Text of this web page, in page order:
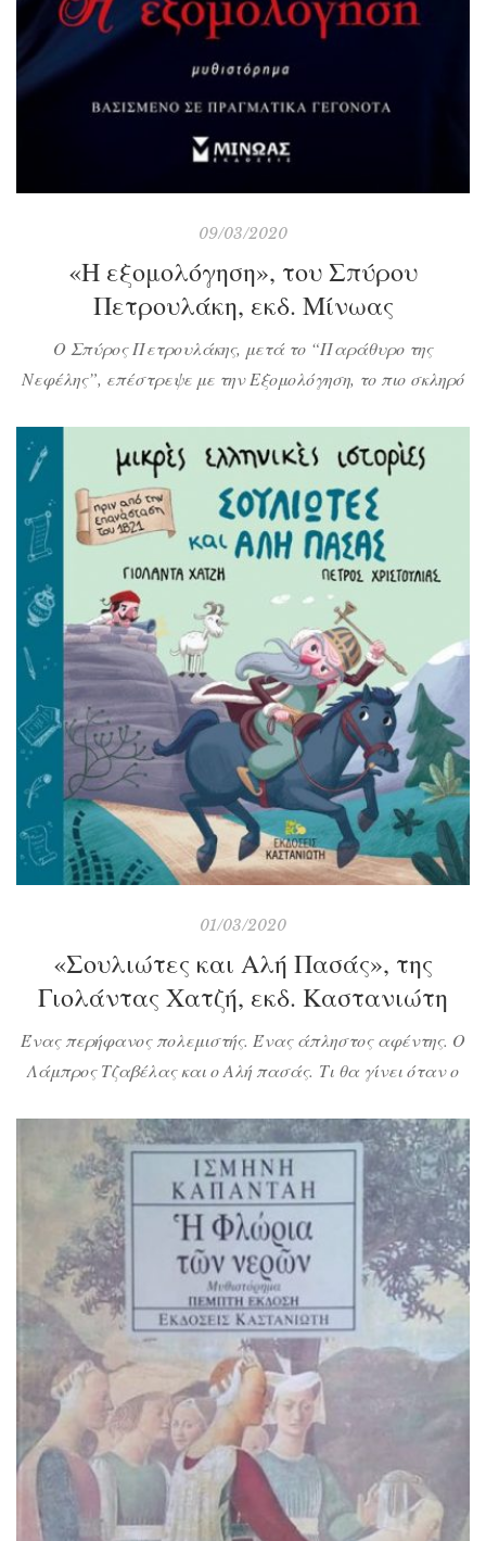
09/03/2020
«Η εξομολόγηση», του Σπύρου
Πετρουλάκη, εκδ. Μίνωας
Ο Σπύρος Πετρουλάκης, μετά το “Παράθυρο της
Νεφέλης”, επέστρεψε με την Εξομολόγηση, το πιο σκληρό
Ελένη, ως άλλη οσία, τραβά του λιναριού τα πάθη από
μια σκληρή, μητριαρχική θετή οικογένεια, που εν συνόλω
ίσως φανούν υπερβολικά και πολλά μαζεμένα για έναν
άνθρωπο, όμως αυτή ακριβώς η περιπέτεια, […]
01/03/2020
«Σουλιώτες και Αλή Πασάς», της
Γιολάντας Χατζή, εκδ. Καστανιώτη
Ένας περήφανος πολεμιστής. Ένας άπληστος αφέντης. Ο
Λάμπρος Τζαβέλας και ο Αλή πασάς. Τι θα γίνει όταν ο
του και στην πατρίδα του; Οι Σουλιώτες και ο Αλή Πασάς,
μια ιστορία θάρρους και πατριωτισμού. Η σειρά «Μικρές
ελληνικές ιστορίες» απευθύνεται σε παιδιά προσχολικής
και πρωτοσχολικής ηλικίας. Τα […]